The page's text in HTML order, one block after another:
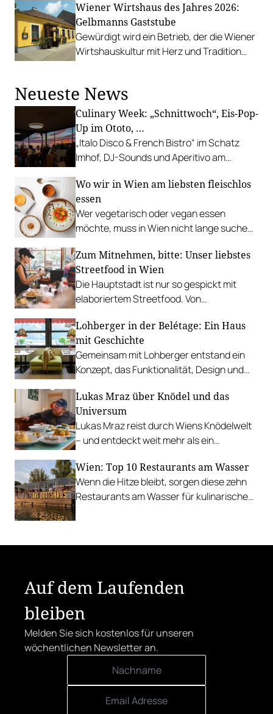
Wiener Wirtshaus des Jahres 2026:
Gelbmanns Gaststube
Gewürdigt wird ein Betrieb, der die Wiener
Wirtshauskultur mit Herz und Tradition
Neueste News
Culinary Week: „Schnittwoch“, Eis-Pop-
Up im Ototo, …
„Italo Disco & French Bistro“ im Schatz
Imhof, DJ-Sounds und Aperitivo am
Palme, „Fridays for Furmint“ u. v. m.
Wo wir in Wien am liebsten fleischlos
essen
Wer vegetarisch oder vegan essen
möchte, muss in Wien nicht lange suchen.
besonders.
Zum Mitnehmen, bitte: Unser liebstes
Streetfood in Wien
Die Hauptstadt ist nur so gespickt mit
elaboriertem Streetfood. Von
Tacos bis hin zu syrischer Marktküche.
Lohberger in der Belétage: Ein Haus
mit Geschichte
Gemeinsam mit Lohberger entstand ein
Konzept, das Funktionalität, Design und
Lukas Mraz über Knödel und das
Universum
Lukas Mraz reist durch Wiens Knödelwelt
– und entdeckt weit mehr als ein
Wien: Top 10 Restaurants am Wasser
Wenn die Hitze bleibt, sorgen diese zehn
Restaurants am Wasser für kulinarische
Auf dem Laufenden
bleiben
Melden Sie sich kostenlos für unseren
wöchentlichen Newsletter an.